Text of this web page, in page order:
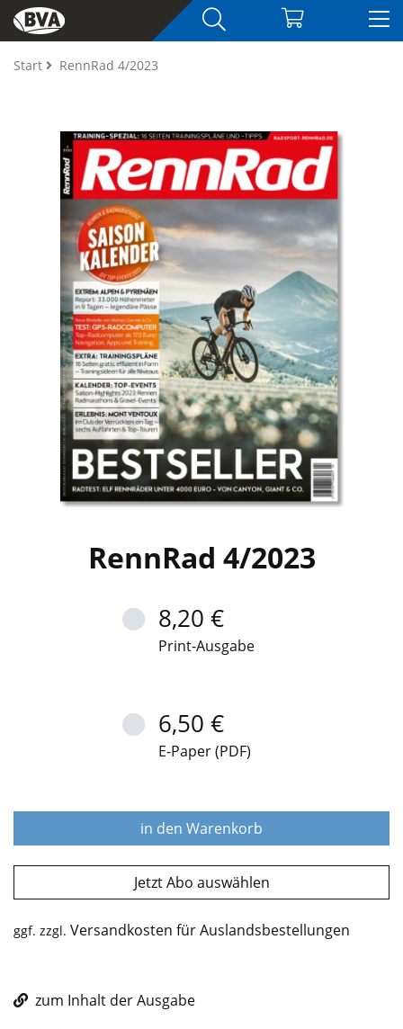
Start RennRad 4/2023
RennRad 4/2023
8,20 €
Print-Ausgabe
6,50 €
E-Paper (PDF)
in den Warenkorb
Jetzt Abo auswählen
ggf. zzgl. Versandkosten für Auslandsbestellungen
zum Inhalt der Ausgabe